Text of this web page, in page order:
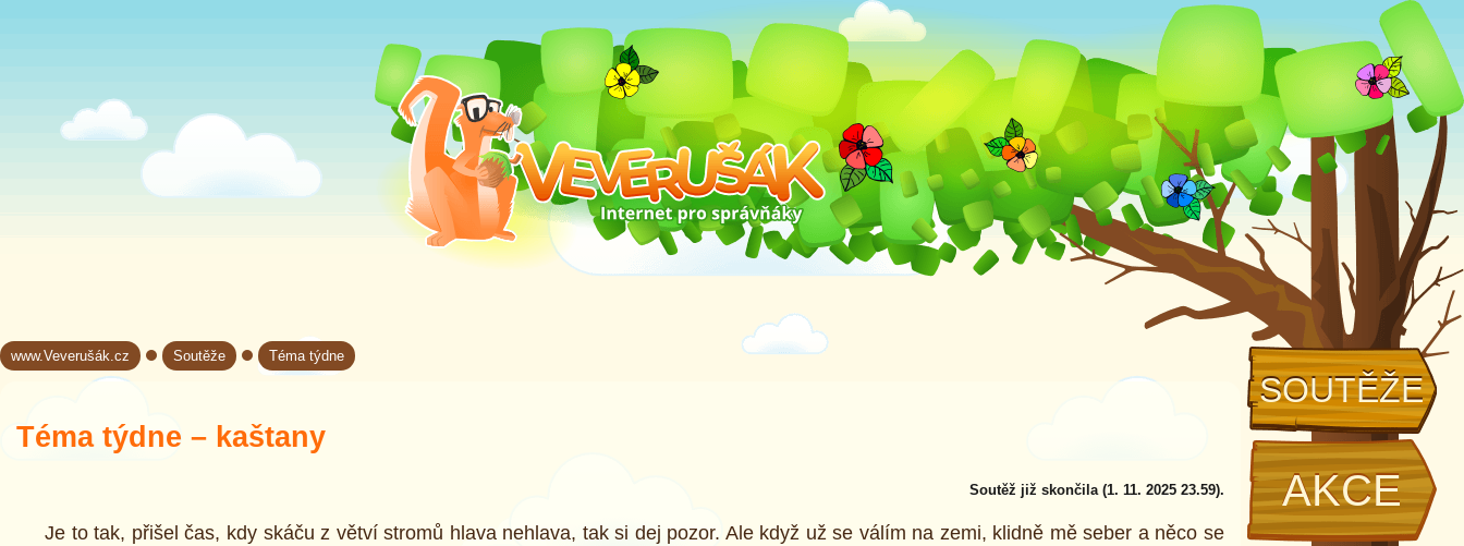
SOUTĚŽE
AKCE
www.Veverušák.cz→ Soutěže
→ Téma týdne
Téma týdne – kaštany
Soutěž již skončila (1. 11. 2025 23.59).
Je to tak, přišel čas, kdy skáču z větví stromů hlava nehlava, tak si dej pozor. Ale když už se válím na zemi, klidně mě seber a něco se